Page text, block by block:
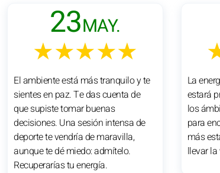
23MAY.
★★★★★
El ambiente está más tranquilo y te
sientes en paz. Te das cuenta de
que supiste tomar buenas
decisiones. Una sesión intensa de
deporte te vendría de maravilla,
aunque te dé miedo: admítelo.
Recuperarías tu energía.
La
estará
los
para
más
llevar